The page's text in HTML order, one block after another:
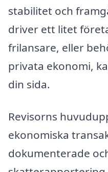
stabilitet och
driver ett litet
frilansare, eller
privata ekonomi,
din sida.
Revisorns
ekonomiska
dokumenterade